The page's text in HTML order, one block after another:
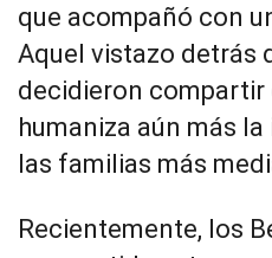
que acompañó con
Aquel vistazo detrás
decidieron compartir
humaniza aún más
las familias más
Recientemente, los